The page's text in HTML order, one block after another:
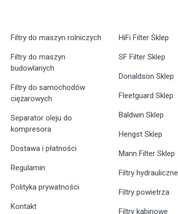
Filtry do maszyn rolniczych
Filtry do maszyn
budowlanych
Filtry do samochodów
ciężarowych
Separator oleju do
kompresora
Dostawa i płatności
Regulamin
Polityka prywatności
Kontakt
HiFi Filter Sklep
SF Filter Sklep
Donaldson Sklep
Fleetguard Sklep
Baldwin Sklep
Hengst Sklep
Mann Filter Sklep
Filtry hydrauliczne
Filtry powietrza
Filtry kabinowe